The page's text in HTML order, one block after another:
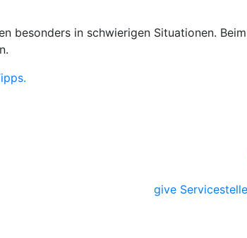
besonders in schwierigen Situationen.
give